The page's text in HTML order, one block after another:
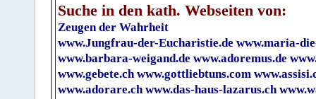
Suche in den kath. Webseiten von:
Zeugen der Wahrheit
www.Jungfrau-der-Eucharistie.de www.maria-
www.barbara-weigand.de www.adoremus.de
www.gebete.ch www.gottliebtuns.com
www.adorare.ch www.das-haus-lazarus.ch